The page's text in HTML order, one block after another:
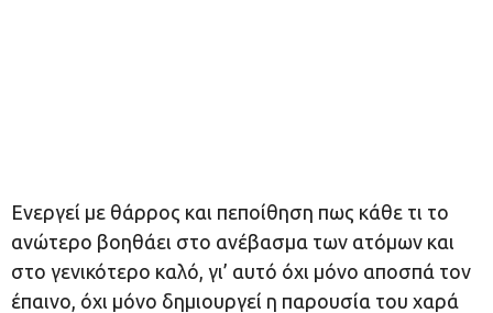
Ενεργεί με θάρρος και πεποίθηση πως κάθε τι το
ανώτερο βοηθάει στο ανέβασμα των ατόμων και
στο γενικότερο καλό, γι’ αυτό όχι μόνο αποσπά τον
έπαινο, όχι μόνο δημιουργεί η παρουσία του χαρά